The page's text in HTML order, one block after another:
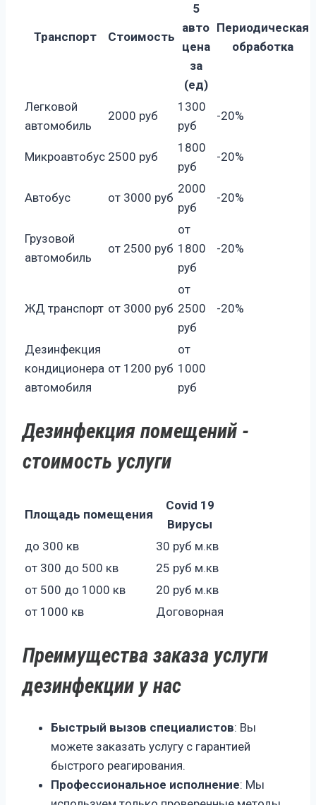
Транспорт Стоимость
5
авто
цена
за
(ед)
Периодическая
обработка
Легковой
автомобиль
2000 руб
1300
руб
-20%
Микроавтобус 2500 руб
1800
руб
-20%
Автобус от 3000 руб
2000
руб
-20%
Грузовой
автомобиль
от 2500 руб
от
1800
руб
-20%
ЖД транспорт от 3000 руб
от
2500
руб
-20%
Дезинфекция
кондиционера
автомобиля
от 1200 руб
от
1000
руб
Дезинфекция помещений -
стоимость услуги
Площадь помещения
Covid 19
Вирусы
до 300 кв
30 руб м.кв
от 300 до 500 кв
25 руб м.кв
от 500 до 1000 кв
20 руб м.кв
от 1000 кв
Договорная
Преимущества заказа услуги
дезинфекции у нас
Быстрый вызов специалистов: Вы
можете заказать услугу с гарантией
быстрого реагирования.
Профессиональное исполнение: Мы